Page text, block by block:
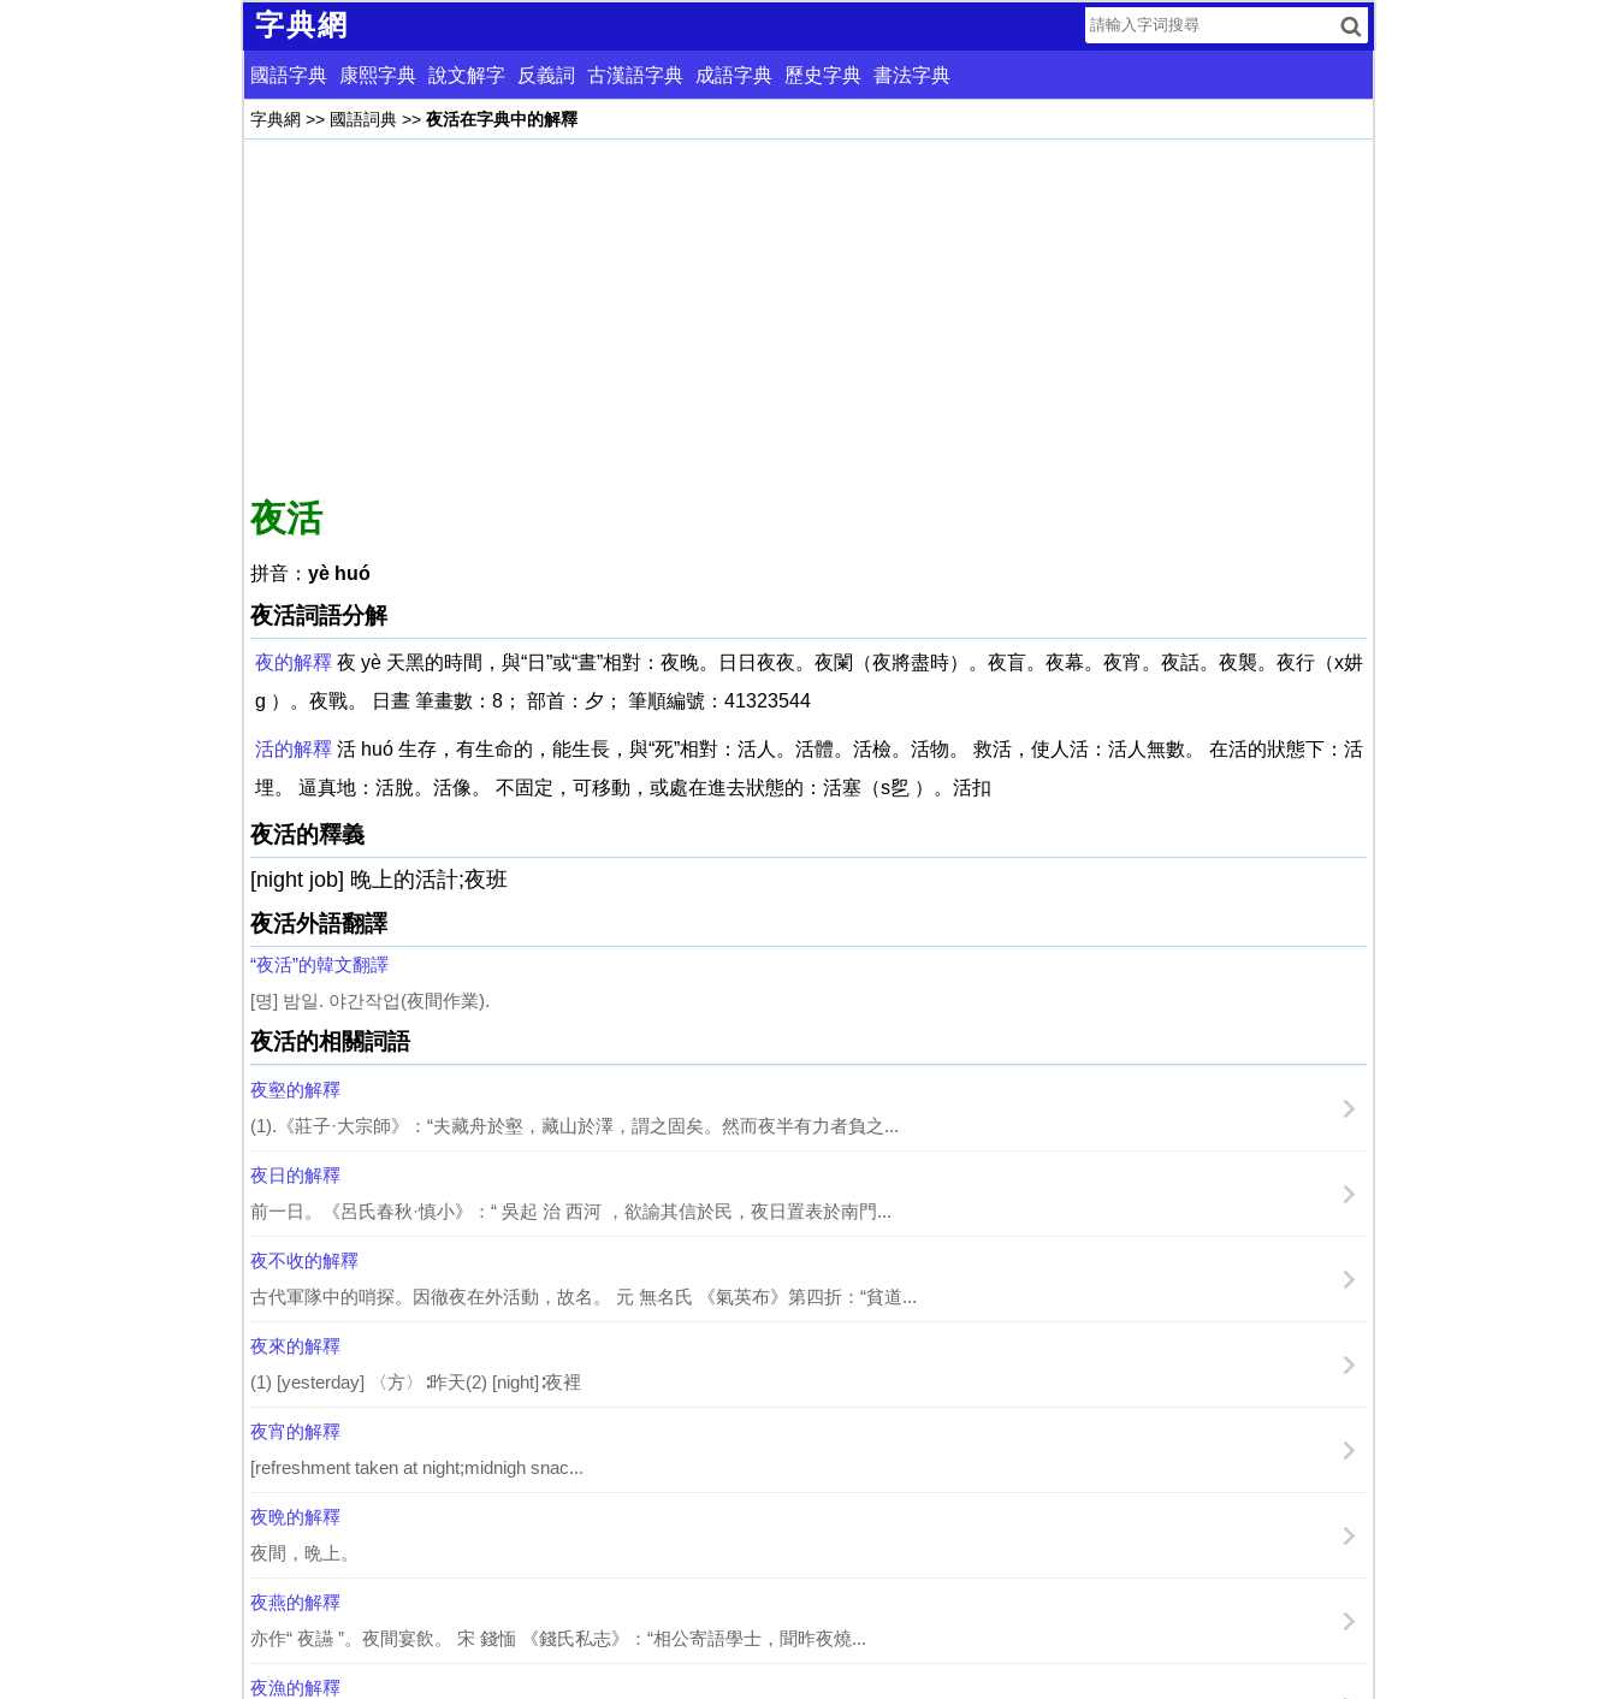
字典網
國語字典 康熙字典 說文解字 反義詞 古漢語字典 成語字典 歷史字典 書法字典
字典網 >> 國語詞典>> 夜活在字典中的解釋
夜活
拼音： yè huó
夜活詞語分解
夜的解釋夜 yè 天黑的時間，與“日”或“晝”相對：夜晚。日日夜夜。夜闌（夜將盡時）。夜盲。夜幕。夜宵。夜話。夜襲。夜行（x妌
g ）。夜戰。 日晝 筆畫數：8； 部首：夕； 筆順編號：41323544
活的解釋活 huó 生存，有生命的，能生長，與“死”相對：活人。活體。活檢。活物。 救活，使人活：活人無數。 在活的狀態下：活
埋。 逼真地：活脫。活像。 不固定，可移動，或處在進去狀態的：活塞（s乮 ）。活扣
夜活的釋義
[night job] 晚上的活計;夜班
夜活外語翻譯
“夜活”的韓文翻譯
[명] 밤일. 야간작업(夜間作業).
夜活的相關詞語
夜壑的解釋
(1).《莊子·大宗師》：“夫藏舟於壑，藏山於澤，謂之固矣。然而夜半有力者負之...
夜日的解釋
前一日。《呂氏春秋·慎小》：“ 吳起 治 西河 ，欲諭其信於民，夜日置表於南門...
夜不收的解釋
古代軍隊中的哨探。因徹夜在外活動，故名。 元 無名氏 《氣英布》第四折：“貧道...
夜來的解釋
(1) [yesterday] 〈方〉∶昨天(2) [night]∶夜裡
夜宵的解釋
[refreshment taken at night;midnigh snac...
夜晩的解釋
夜間，晩上。
夜燕的解釋
亦作“ 夜讌 ”。夜間宴飲。 宋 錢愐 《錢氏私志》：“相公寄語學士，聞昨夜燒...
夜漁的解釋